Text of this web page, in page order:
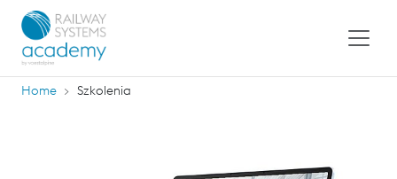
Home Szkolenia